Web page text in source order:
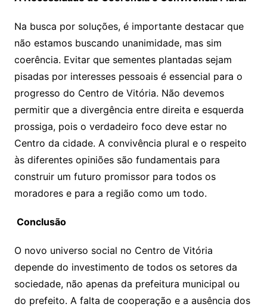
Na busca por soluções, é importante destacar que
não estamos buscando unanimidade, mas sim
coerência. Evitar que sementes plantadas sejam
pisadas por interesses pessoais é essencial para o
progresso do Centro de Vitória. Não devemos
permitir que a divergência entre direita e esquerda
prossiga, pois o verdadeiro foco deve estar no
Centro da cidade. A convivência plural e o respeito
às diferentes opiniões são fundamentais para
construir um futuro promissor para todos os
moradores e para a região como um todo.
Conclusão
O novo universo social no Centro de Vitória
depende do investimento de todos os setores da
sociedade, não apenas da prefeitura municipal ou
do prefeito. A falta de cooperação e a ausência dos